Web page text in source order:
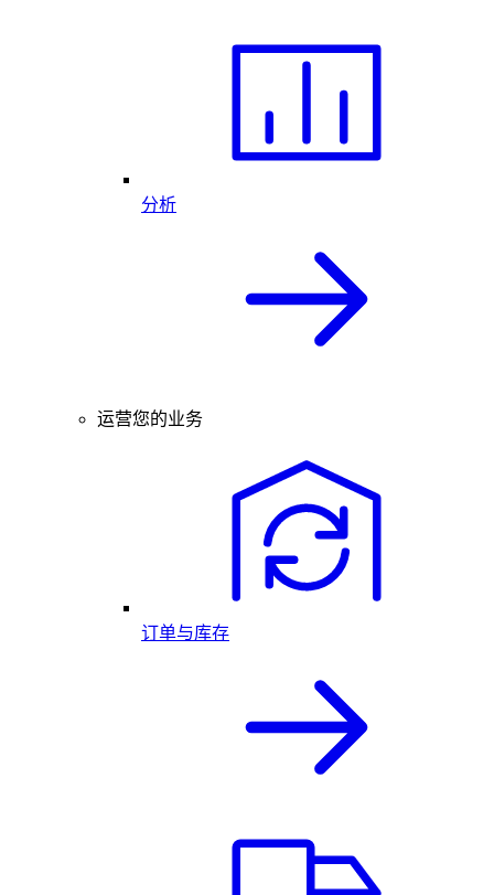
分析
运营您的业务
订单与库存